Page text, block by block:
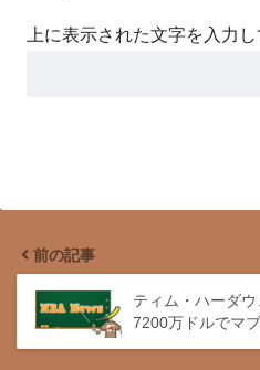
上に表示された文字を入力し
前の記事
ティム・ハーダ
7200万ドルでマ